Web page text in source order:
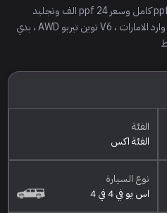
اول مالك ، مفتاحين عادي وشاشه ، ppf كامل وسعر ppf 24 الف وتجليد
فضي والجنوط اسود ، لايوجد ضمان وارد الامارات ، V6 توين تيربو AWD ، بدي
الفئة
الفئة اكس
نوع السيارة
اس يو في 4 في 4